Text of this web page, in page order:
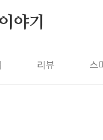
야기
리뷰 스